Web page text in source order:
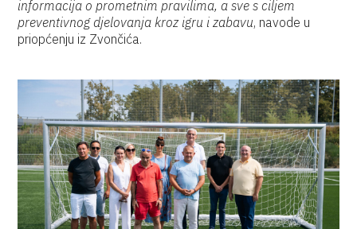
informacija o prometnim pravilima, a sve s ciljem
preventivnog djelovanja kroz igru i zabavu, navode u
priopćenju iz Zvončića.